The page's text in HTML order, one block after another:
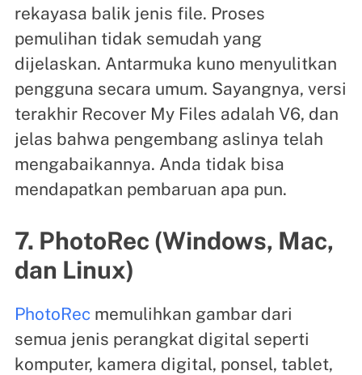
rekayasa balik jenis file. Proses
pemulihan tidak semudah yang
dijelaskan. Antarmuka kuno menyulitkan
pengguna secara umum. Sayangnya, versi
terakhir Recover My Files adalah V6, dan
jelas bahwa pengembang aslinya telah
mengabaikannya. Anda tidak bisa
mendapatkan pembaruan apa pun.
7. PhotoRec (Windows, Mac,
dan Linux)
PhotoRecmemulihkan gambar dari
semua jenis perangkat digital seperti
komputer, kamera digital, ponsel, tablet,